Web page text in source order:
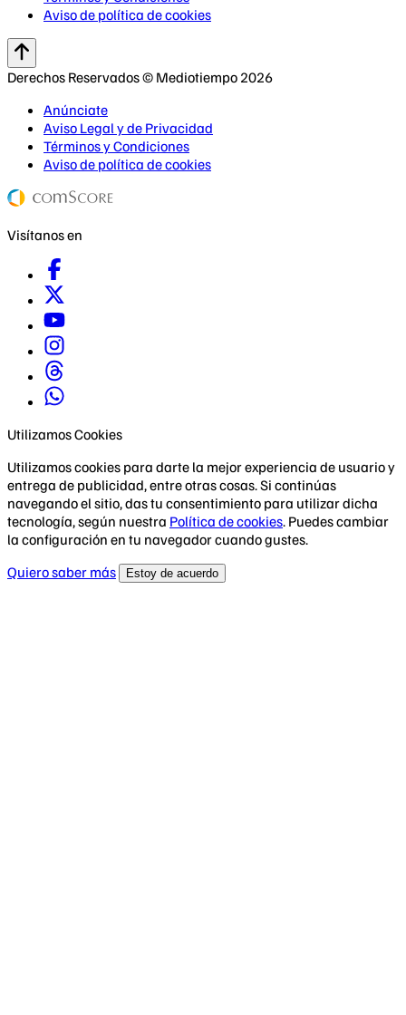
Aviso de política de cookies
Derechos Reservados © Mediotiempo 2026
Anúnciate
Aviso Legal y de Privacidad
Términos y Condiciones
Aviso de política de cookies
Visítanos en
Utilizamos Cookies
Utilizamos cookies para darte la mejor experiencia de usuario y
entrega de publicidad, entre otras cosas. Si continúas
navegando el sitio, das tu consentimiento para utilizar dicha
tecnología, según nuestra Política de cookies. Puedes cambiar
la configuración en tu navegador cuando gustes.
Quiero saber más
Estoy de acuerdo